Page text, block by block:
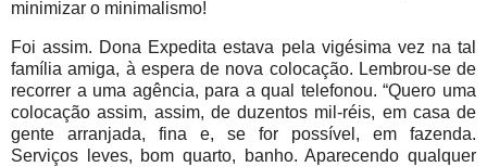
minimizar o minimalismo!
Foi assim. Dona Expedita estava pela vigésima vez na tal
família amiga, à espera de nova colocação. Lembrou-se de
recorrer a uma agência, para a qual telefonou. “Quero uma
colocação assim, assim, de duzentos mil-réis, em casa de
gente arranjada, fina e, se for possível, em fazenda.
Serviços leves, bom quarto, banho. Aparecendo qualquer